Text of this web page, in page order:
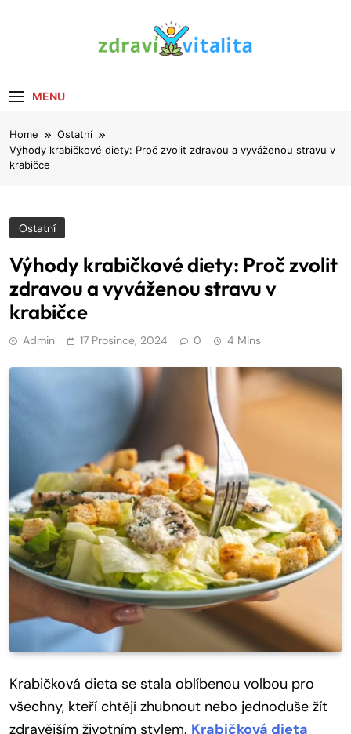
MENU
Home
Ostatní
Výhody krabičkové diety: Proč zvolit zdravou a vyváženou stravu v
krabičce
Ostatní
Výhody krabičkové diety: Proč zvolit
zdravou a vyváženou stravu v
krabičce
Admin 17 Prosince, 2024 0 4 Mins
Krabičková dieta se stala oblíbenou volbou pro
všechny, kteří chtějí zhubnout nebo jednoduše žít
zdravějším životním stylem. Krabičková dieta